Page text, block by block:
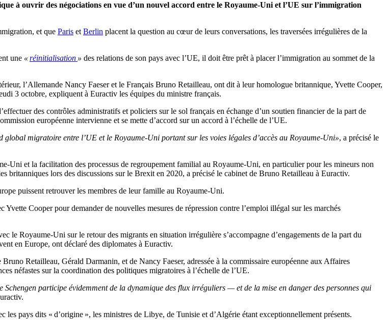
à ouvrir des négociations en vue d’un nouvel accord entre le Royaume-Uni et l’UE sur l’immigration
et que Paris et Berlin placent la question au cœur de leurs conversations, les traversées irrégulières de la
une «réinitialisation » des relations de son pays avec l’UE, il doit être prêt à placer l’immigration au sommet de la
l’Allemande Nancy Faeser et le Français Bruno Retailleau, ont dit à leur homologue britannique, Yvette Cooper,
3 octobre, expliquent à Euractiv les équipes du ministre français.
des contrôles administratifs et policiers sur le sol français en échange d’un soutien financier de la part de
européenne intervienne et se mette d’accord sur un accord à l’échelle de l’UE.
migratoire entre l’UE et le Royaume-Uni portant sur les voies légales d’accès au Royaume-Uni», a précisé le
Uni et la facilitation des processus de regroupement familial au Royaume-Uni, en particulier pour les mineurs non
britanniques lors des discussions sur le Brexit en 2020, a précisé le cabinet de Bruno Retailleau à Euractiv.
puissent retrouver les membres de leur famille au Royaume-Uni.
Cooper pour demander de nouvelles mesures de répression contre l’emploi illégal sur les marchés
le Royaume-Uni sur le retour des migrants en situation irrégulière s’accompagne d’engagements de la part du
en Europe, ont déclaré des diplomates à Euractiv.
Retailleau, Gérald Darmanin, et de Nancy Faeser, adressée à la commissaire européenne aux Affaires
néfastes sur la coordination des politiques migratoires à l’échelle de l’UE.
Schengen participe évidemment de la dynamique des flux irréguliers — et de la mise en danger des personnes qui
pays dits « d’origine », les ministres de Libye, de Tunisie et d’Algérie étant exceptionnellement présents.